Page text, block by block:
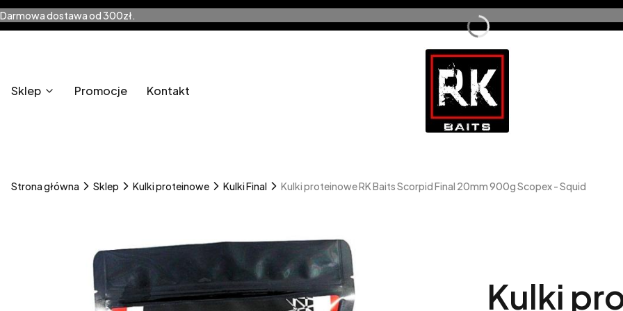
Darmowa dostawa od 300zł.
Sklep Promocje Kontakt
Strona główna Sklep Kulki proteinowe Kulki Final Kulki proteinowe RK Baits Scorpid Final 20mm 900g Scopex - Squid
Kulki